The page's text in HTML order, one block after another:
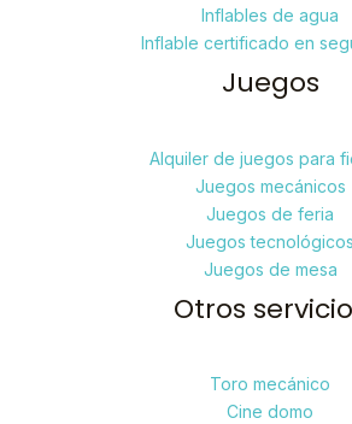
Inflables de agua
Inflable certificado en
Juegos
Alquiler de juegos para
Juegos mecánicos
Juegos de feria
Juegos tecnológicos
Juegos de mesa
Otros
Toro mecánico
Cine domo